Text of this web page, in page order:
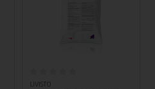
LIVISTO